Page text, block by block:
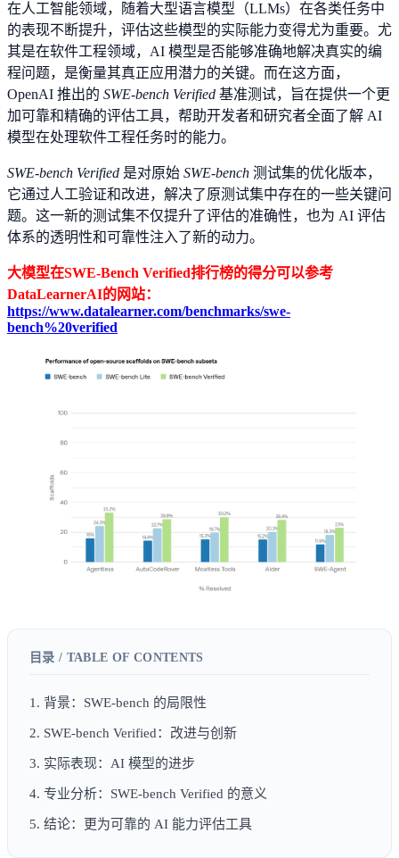
在人工智能领域，随着大型语言模型（LLMs）在各类任务中
的表现不断提升，评估这些模型的实际能力变得尤为重要。尤
其是在软件工程领域，AI 模型是否能够准确地解决真实的编
程问题，是衡量其真正应用潜力的关键。而在这方面，
OpenAI 推出的 SWE-bench Verified 基准测试，旨在提供一个更
加可靠和精确的评估工具，帮助开发者和研究者全面了解 AI
模型在处理软件工程任务时的能力。
SWE-bench Verified 是对原始 SWE-bench 测试集的优化版本，
它通过人工验证和改进，解决了原测试集中存在的一些关键问
题。这一新的测试集不仅提升了评估的准确性，也为 AI 评估
体系的透明性和可靠性注入了新的动力。
大模型在SWE-Bench Verified排行榜的得分可以参考
DataLearnerAI的网站：
https://www.datalearner.com/benchmarks/swe-
bench%20verified
1. 背景：SWE-bench 的局限性
2. SWE-bench Verified：改进与创新
3. 实际表现：AI 模型的进步
4. 专业分析：SWE-bench Verified 的意义
5. 结论：更为可靠的 AI 能力评估工具